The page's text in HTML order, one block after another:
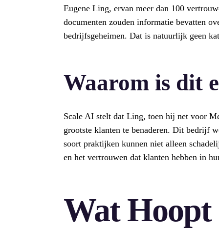
Eugene Ling, ervan meer dan 100
documenten zouden informatie bevatten
bedrijfsgeheimen. Dat is natuurlijk geen
Waarom is dit
Scale AI stelt dat Ling, toen hij net voor
grootste klanten te benaderen. Dit bedrijf
soort praktijken kunnen niet alleen
en het vertrouwen dat klanten hebben in
Wat Hoopt